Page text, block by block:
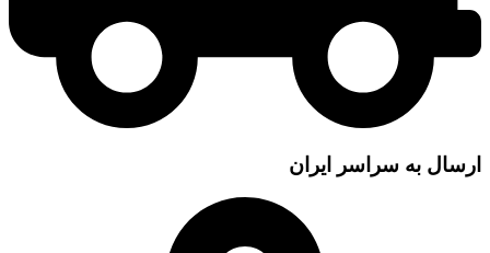
ارسال به سراسر ایران